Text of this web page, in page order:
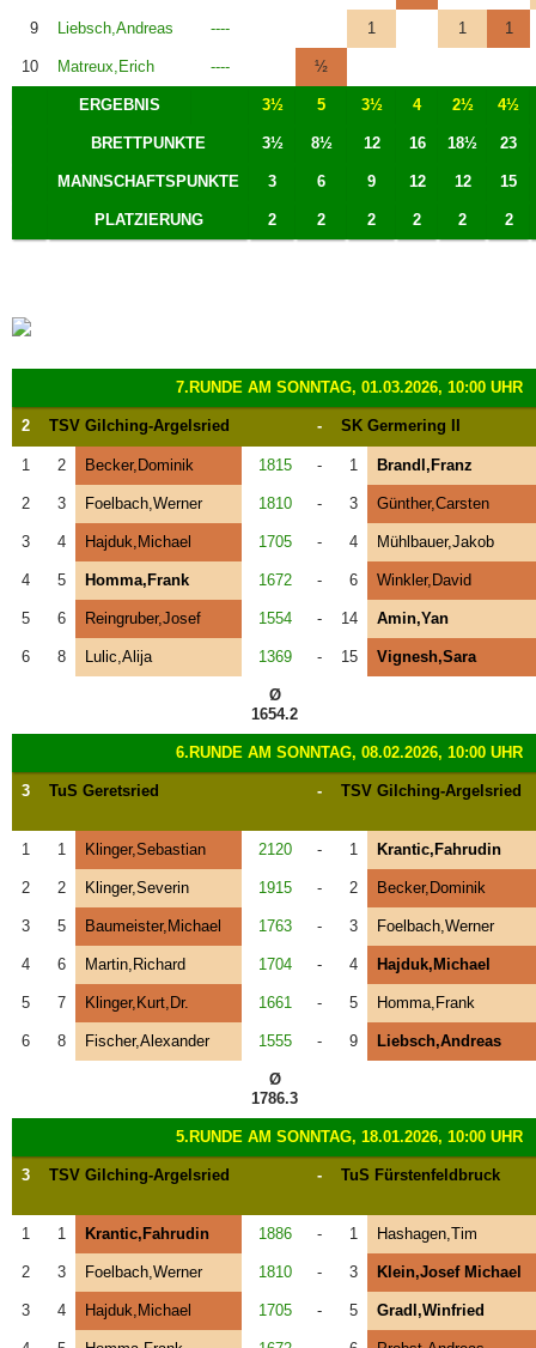
9 Liebsch,Andreas ---- 1 1 1
10 Matreux,Erich ---- ½
ERGEBNIS 3½ 5 3½ 4 2½ 4½
BRETTPUNKTE 3½ 8½ 12 16 18½ 23
MANNSCHAFTSPUNKTE 3 6 9 12 12 15
PLATZIERUNG 2 2 2 2 2 2
7.RUNDE AM SONNTAG, 01.03.2026, 10:00 UHR
2 TSV Gilching-Argelsried - SK Germering II
1 2 Becker,Dominik 1815 - 1 Brandl,Franz
2 3 Foelbach,Werner 1810 - 3 Günther,Carsten
3 4 Hajduk,Michael 1705 - 4 Mühlbauer,Jakob
4 5 Homma,Frank 1672 - 6 Winkler,David
5 6 Reingruber,Josef 1554 - 14 Amin,Yan
6 8 Lulic,Alija 1369 - 15 Vignesh,Sara
Ø
1654.2
6.RUNDE AM SONNTAG, 08.02.2026, 10:00 UHR
3 TuS Geretsried - TSV Gilching-Argelsried
1 1 Klinger,Sebastian 2120 - 1 Krantic,Fahrudin
2 2 Klinger,Severin 1915 - 2 Becker,Dominik
3 5 Baumeister,Michael 1763 - 3 Foelbach,Werner
4 6 Martin,Richard 1704 - 4 Hajduk,Michael
5 7 Klinger,Kurt,Dr. 1661 - 5 Homma,Frank
6 8 Fischer,Alexander 1555 - 9 Liebsch,Andreas
Ø
1786.3
5.RUNDE AM SONNTAG, 18.01.2026, 10:00 UHR
3 TSV Gilching-Argelsried - TuS Fürstenfeldbruck
1 1 Krantic,Fahrudin 1886 - 1 Hashagen,Tim
2 3 Foelbach,Werner 1810 - 3 Klein,Josef Michael
3 4 Hajduk,Michael 1705 - 5 Gradl,Winfried